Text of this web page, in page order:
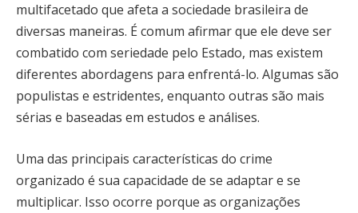
multifacetado que afeta a sociedade brasileira de
diversas maneiras. É comum afirmar que ele deve ser
combatido com seriedade pelo Estado, mas existem
diferentes abordagens para enfrentá-lo. Algumas são
populistas e estridentes, enquanto outras são mais
sérias e baseadas em estudos e análises.
Uma das principais características do crime
organizado é sua capacidade de se adaptar e se
multiplicar. Isso ocorre porque as organizações